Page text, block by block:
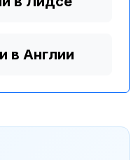
в Англии